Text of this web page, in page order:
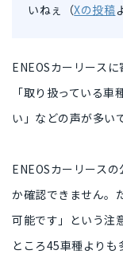
いねぇ（Xの投稿
ENEOSカーリース
「取り扱っている
い」などの声が多い
ENEOSカーリース
か確認できません。
可能です」という注
ところ45車種よりも